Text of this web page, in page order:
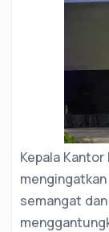
Kepala
semangat